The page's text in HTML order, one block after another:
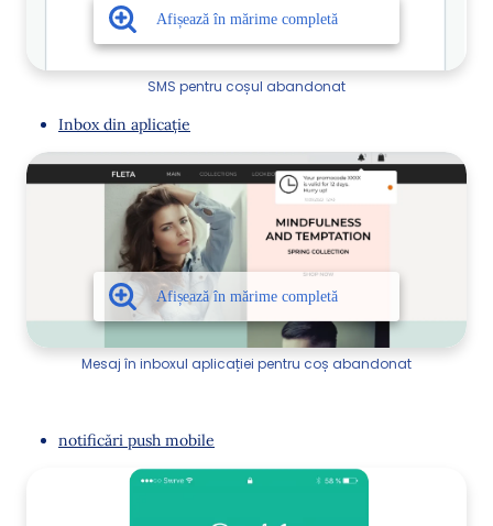
SMS pentru coșul abandonat
Inbox din aplicație
Mesaj în inboxul aplicației pentru coș abandonat
notificări push mobile